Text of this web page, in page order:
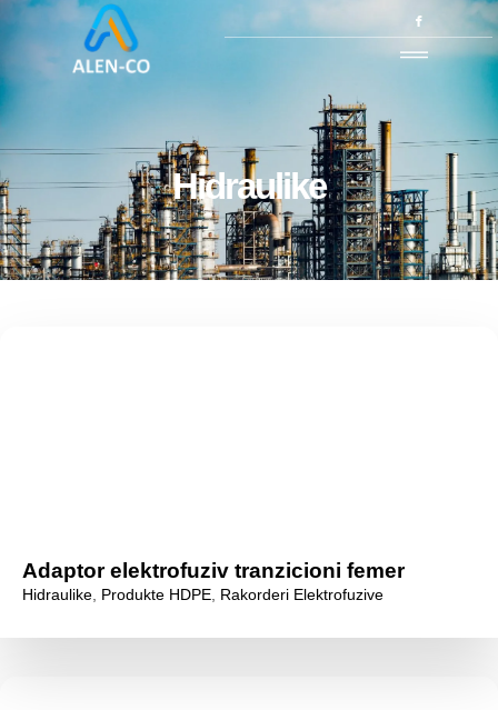
Hidraulike
Adaptor elektrofuziv tranzicioni femer
Hidraulike Produkte HDPE Rakorderi Elektrofuzive